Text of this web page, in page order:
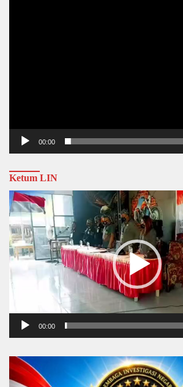
00:00
Ketum LIN
Video
Player
00:00